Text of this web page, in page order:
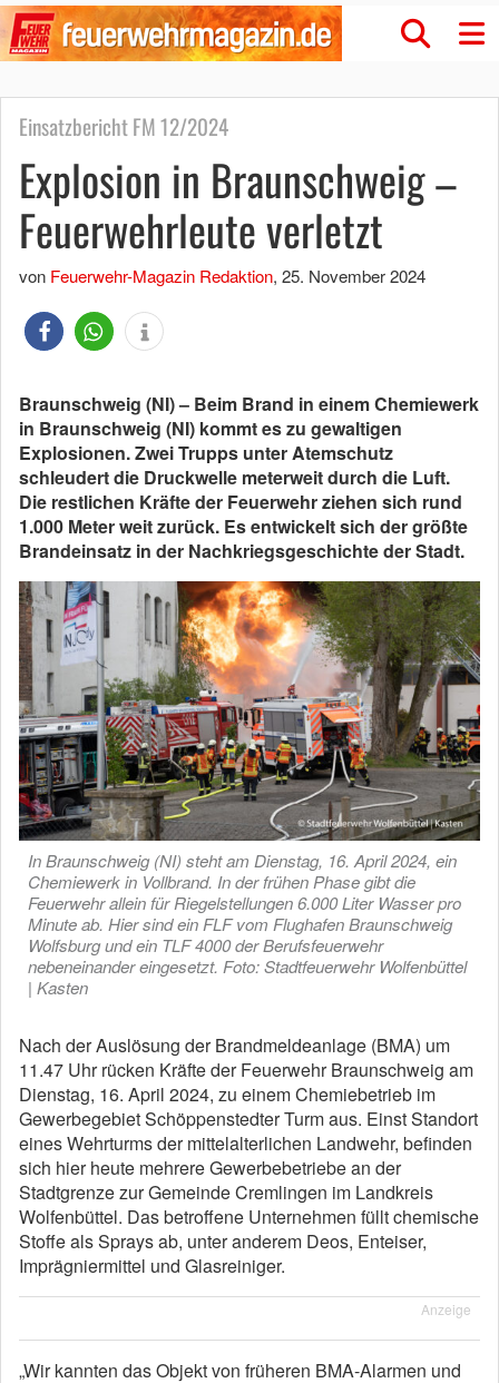
Einsatzbericht FM 12/2024
Explosion in Braunschweig –
Feuerwehrleute verletzt
von Feuerwehr-Magazin Redaktion, 25. November 2024
Braunschweig (NI) – Beim Brand in einem Chemiewerk
in Braunschweig (NI) kommt es zu gewaltigen
Explosionen. Zwei Trupps unter Atemschutz
schleudert die Druckwelle meterweit durch die Luft.
Die restlichen Kräfte der Feuerwehr ziehen sich rund
1.000 Meter weit zurück. Es entwickelt sich der größte
Brandeinsatz in der Nachkriegsgeschichte der Stadt.
In Braunschweig (NI) steht am Dienstag, 16. April 2024, ein
Chemiewerk in Vollbrand. In der frühen Phase gibt die
Feuerwehr allein für Riegelstellungen 6.000 Liter Wasser pro
Minute ab. Hier sind ein FLF vom Flughafen Braunschweig
Wolfsburg und ein TLF 4000 der Berufsfeuerwehr
nebeneinander eingesetzt. Foto: Stadtfeuerwehr Wolfenbüttel
| Kasten
Nach der Auslösung der Brandmeldeanlage (BMA) um
11.47 Uhr rücken Kräfte der Feuerwehr Braunschweig am
Dienstag, 16. April 2024, zu einem Chemiebetrieb im
Gewerbegebiet Schöppenstedter Turm aus. Einst Standort
eines Wehrturms der mittelalterlichen Landwehr, befinden
sich hier heute mehrere Gewerbebetriebe an der
Stadtgrenze zur Gemeinde Cremlingen im Landkreis
Wolfenbüttel. Das betroffene Unternehmen füllt chemische
Stoffe als Sprays ab, unter anderem Deos, Enteiser,
Imprägniermittel und Glasreiniger.
Anzeige
„Wir kannten das Objekt von früheren BMA-Alarmen und